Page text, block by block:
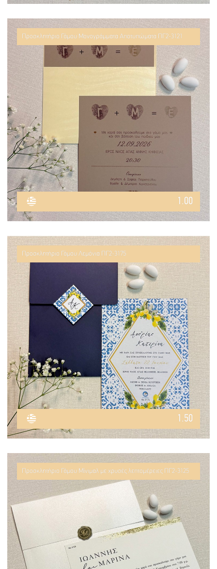
Προσκλητήριο Γάμου Μονογράμματα Αποτυπώματα ΠΓ2-3121
1.00
Προσκλητήριο Γάμου Λεμόνια ΠΓ2-3175
1.50
Προσκλητήριο Γάμου Μίνιμαλ με χρυσές λεπτομέρειες ΠΓ2-3125